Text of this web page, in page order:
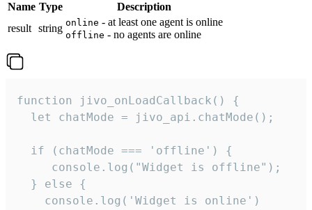
Name Type
Description
result string online - at least one agent is online
offline - no agents are online
function jivo_onLoadCallback() {
  let chatMode = jivo_api.chatMode();
  if (chatMode === 'offline') {
     console.log("Widget is offline");
  } else {
    console.log('Widget is online')